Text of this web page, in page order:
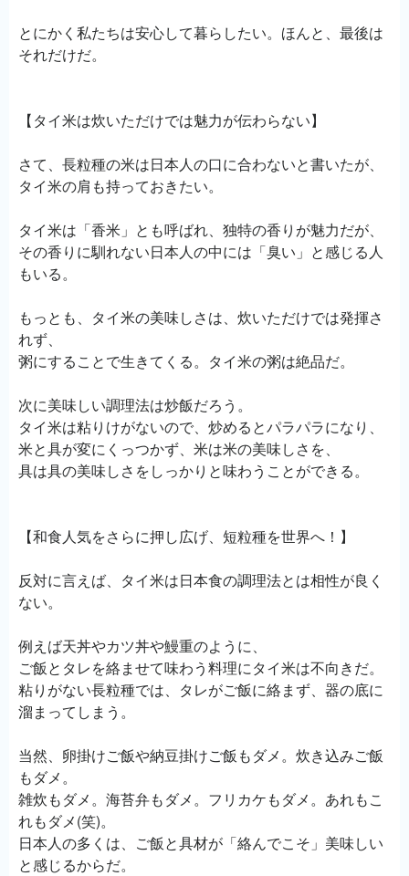
とにかく私たちは安心して暮らしたい。ほんと、最後は
それだけだ。
【タイ米は炊いただけでは魅力が伝わらない】
さて、長粒種の米は日本人の口に合わないと書いたが、
タイ米の肩も持っておきたい。
タイ米は「香米」とも呼ばれ、独特の香りが魅力だが、
その香りに馴れない日本人の中には「臭い」と感じる人
もいる。
もっとも、タイ米の美味しさは、炊いただけでは発揮さ
れず、
粥にすることで生きてくる。タイ米の粥は絶品だ。
次に美味しい調理法は炒飯だろう。
タイ米は粘りけがないので、炒めるとパラパラになり、
米と具が変にくっつかず、米は米の美味しさを、
具は具の美味しさをしっかりと味わうことができる。
【和食人気をさらに押し広げ、短粒種を世界へ！】
反対に言えば、タイ米は日本食の調理法とは相性が良く
ない。
例えば天丼やカツ丼や鰻重のように、
ご飯とタレを絡ませて味わう料理にタイ米は不向きだ。
粘りがない長粒種では、タレがご飯に絡まず、器の底に
溜まってしまう。
当然、卵掛けご飯や納豆掛けご飯もダメ。炊き込みご飯
もダメ。
雑炊もダメ。海苔弁もダメ。フリカケもダメ。あれもこ
れもダメ(笑)。
日本人の多くは、ご飯と具材が「絡んでこそ」美味しい
と感じるからだ。